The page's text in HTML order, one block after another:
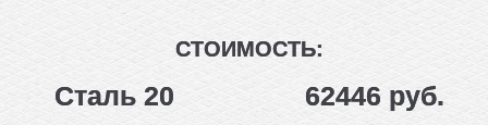
СТОИМОСТЬ:
Сталь 20
62446 руб.